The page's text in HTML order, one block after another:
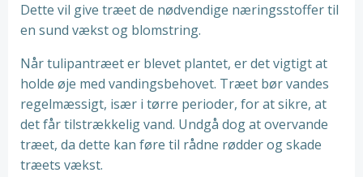
Dette vil give træet de nødvendige næringsstoffer til
en sund vækst og blomstring.
Når tulipantræet er blevet plantet, er det vigtigt at
holde øje med vandingsbehovet. Træet bør vandes
regelmæssigt, især i tørre perioder, for at sikre, at
det får tilstrækkelig vand. Undgå dog at overvande
træet, da dette kan føre til rådne rødder og skade
træets vækst.